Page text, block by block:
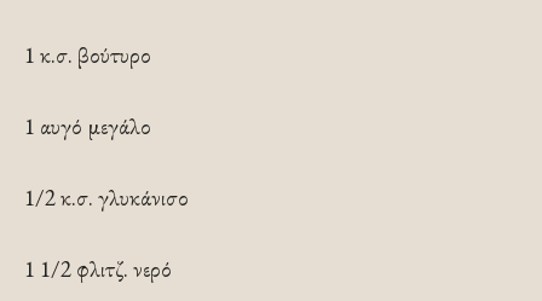
1 κ.σ. βούτυρο
1 αυγό μεγάλο
1/2 κ.σ. γλυκάνισο
1 1/2 φλιτζ. νερό